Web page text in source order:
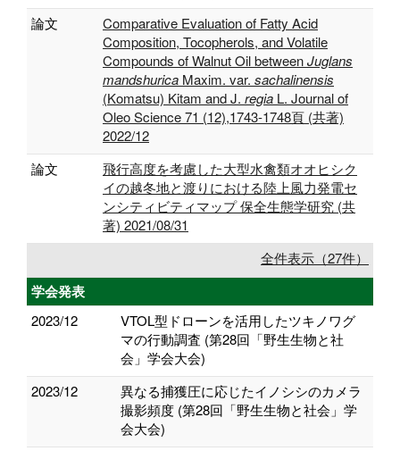
論文
Comparative Evaluation of Fatty Acid
Composition, Tocopherols, and Volatile
Compounds of Walnut Oil betweenJuglans
mandshurica Maxim. var. sachalinensis
(Komatsu) Kitam and J. regia L. Journal of
Oleo Science 71 (12),1743-1748頁 (共著)
2022/12
論文
飛行高度を考慮した大型水禽類オオヒシク
イの越冬地と渡りにおける陸上風力発電セ
ンシティビティマップ 保全生態学研究 (共
著) 2021/08/31
全件表示（27件）
学会発表
2023/12
VTOL型ドローンを活用したツキノワグ
マの行動調査 (第28回「野生生物と社
会」学会大会)
2023/12
異なる捕獲圧に応じたイノシシのカメラ
撮影頻度 (第28回「野生生物と社会」学
会大会)